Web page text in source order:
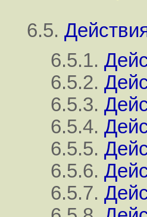
6.5.
6.5.1.
6.5.2.
6.5.3.
6.5.4.
6.5.5.
6.5.6.
6.5.7.